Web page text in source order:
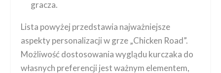
gracza.
Lista powyżej przedstawia najważniejsze
aspekty personalizacji w grze „Chicken Road”.
Możliwość dostosowania wyglądu kurczaka do
własnych preferencji jest ważnym elementem,